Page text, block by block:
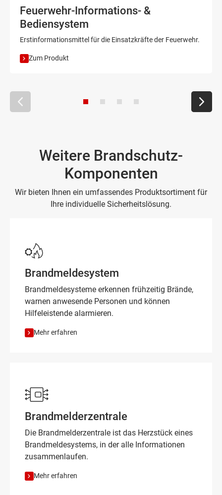
Feuerwehr-Informations- &
Bediensystem
Erstinformationsmittel für die Einsatzkräfte der Feuerwehr.
Zum Produkt
Weitere Brandschutz-
Komponenten
Wir bieten Ihnen ein umfassendes Produktsortiment für
Ihre individuelle Sicherheitslösung.
Brandmeldesystem
Brandmeldesysteme erkennen frühzeitig Brände,
warnen anwesende Personen und können
Hilfeleistende alarmieren.
Mehr erfahren
Brandmelderzentrale
Die Brandmelderzentrale ist das Herzstück eines
Brandmeldesystems, in der alle Informationen
zusammenlaufen.
Mehr erfahren